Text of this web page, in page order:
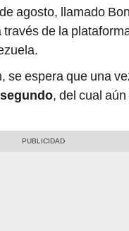
agosto, llamado
través de la
se espera que una
segundo, del cual